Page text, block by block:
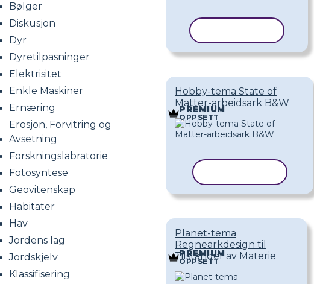
Bølger
Diskusjon
Dyr
Dyretilpasninger
Elektrisitet
Enkle Maskiner
Ernæring
Erosjon, Forvitring og
Avsetning
Forskningslabratorie
Fotosyntese
Geovitenskap
Habitater
Hav
Jordens lag
Jordskjelv
Klassifisering
Hobby-tema State of
Matter-arbeidsark B&W
PREMIUM
OPPSETT
Planet-tema
Regnearkdesign til
Tilstander av Materie
PREMIUM
OPPSETT